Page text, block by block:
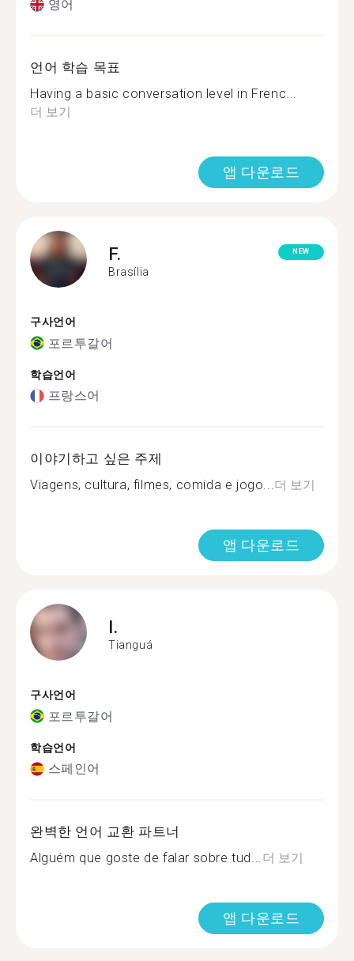
영어
언어 학습 목표
Having a basic conversation level in Frenc...
더 보기
앱 다운로드
F.
Brasília
NEW
구사언어
포르투갈어
학습언어
프랑스어
이야기하고 싶은 주제
Viagens, cultura, filmes, comida e jogo...더 보기
앱 다운로드
I.
Tianguá
구사언어
포르투갈어
학습언어
스페인어
완벽한 언어 교환 파트너
Alguém que goste de falar sobre tud...더 보기
앱 다운로드